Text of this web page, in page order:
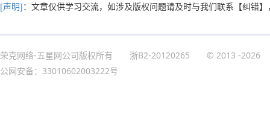
[声明]：文章仅供学习交流，如涉及版权问题请及时与我们联系 【纠错】
荣克网络-五星网公司版权所有 浙B2-20120265 © 2013 -2026
公网安备：33010602003222号